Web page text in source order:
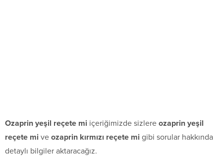
Ozaprin yeşil reçete mi içeriğimizde sizlere ozaprin yeşil
reçete mi ve ozaprin kırmızı reçete mi gibi sorular hakkında
detaylı bilgiler aktaracağız.